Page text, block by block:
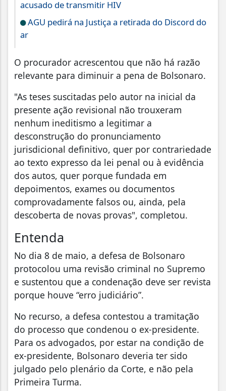
acusado de transmitir HIV
AGU pedirá na Justiça a retirada do Discord do
ar
O procurador acrescentou que não há razão
relevante para diminuir a pena de Bolsonaro.
"As teses suscitadas pelo autor na inicial da
presente ação revisional não trouxeram
nenhum ineditismo a legitimar a
desconstrução do pronunciamento
jurisdicional definitivo, quer por contrariedade
ao texto expresso da lei penal ou à evidência
dos autos, quer porque fundada em
depoimentos, exames ou documentos
comprovadamente falsos ou, ainda, pela
descoberta de novas provas", completou.
Entenda
No dia 8 de maio, a defesa de Bolsonaro
protocolou uma revisão criminal no Supremo
e sustentou que a condenação deve ser revista
porque houve “erro judiciário”.
No recurso, a defesa contestou a tramitação
do processo que condenou o ex-presidente.
Para os advogados, por estar na condição de
ex-presidente, Bolsonaro deveria ter sido
julgado pelo plenário da Corte, e não pela
Primeira Turma.